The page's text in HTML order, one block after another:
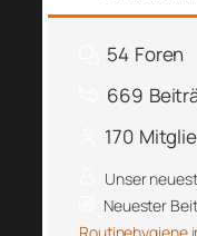
54 Foren
669
170
Unser
Neuester